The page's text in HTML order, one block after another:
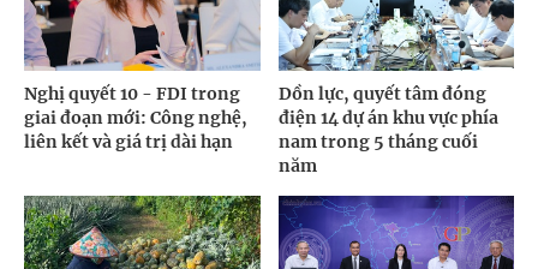
Nghị quyết 10 - FDI trong
giai đoạn mới: Công nghệ,
liên kết và giá trị dài hạn
Dồn lực, quyết tâm đóng
điện 14 dự án khu vực phía
nam trong 5 tháng cuối
năm